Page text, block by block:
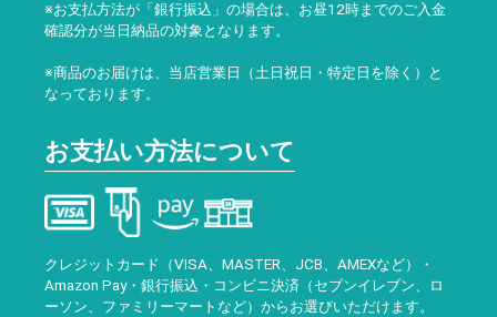
※お支払方法が「銀行振込」の場合は、お昼12時までのご入金
確認分が当日納品の対象となります。
※商品のお届けは、当店営業日（土日祝日・特定日を除く）と
なっております。
お支払い方法について
クレジットカード（VISA、MASTER、JCB、AMEXなど）・
Amazon Pay・銀行振込・コンビニ決済（セブンイレブン、ロ
ーソン、ファミリーマートなど）からお選びいただけます。